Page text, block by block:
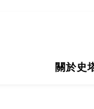
關於史